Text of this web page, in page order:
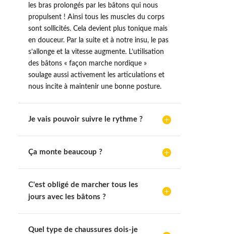
les bras prolongés par les bâtons qui nous
propulsent ! Ainsi tous les muscles du corps
sont sollicités. Cela devient plus tonique mais
en douceur. Par la suite et à notre insu, le pas
s’allonge et la vitesse augmente. L’utilisation
des bâtons « façon marche nordique »
soulage aussi activement les articulations et
nous incite à maintenir une bonne posture.
Je vais pouvoir suivre le rythme ?
Ça monte beaucoup ?
C'est obligé de marcher tous les
jours avec les bâtons ?
Quel type de chaussures dois-je